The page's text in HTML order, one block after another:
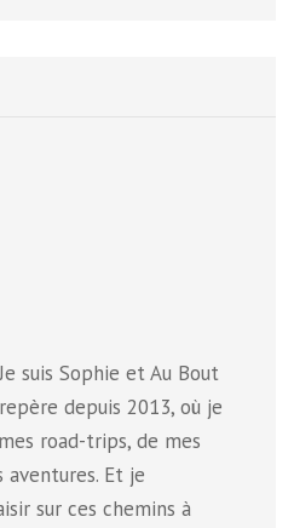
suis Sophie et Au Bout
depuis 2013, où je
road-trips, de mes
aventures. Et je
sur ces chemins à